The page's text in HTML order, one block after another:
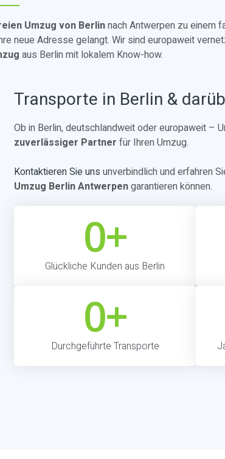
Umzug von Berlinnach Antwerpen zu einem
neue Adresse gelangt. Wir sind europaweit
aus Berlin mit lokalem Know-how.
Transporte in Berlin &
Ob in Berlin, deutschlandweit oder europaweit –
zuverlässiger Partner für Ihren Umzug.
Kontaktieren Sie uns unverbindlich und erfahren
Umzug Berlin Antwerpengarantieren können.
Glückliche Kunden aus Berlin
0+
Durchgeführte Transporte
0+